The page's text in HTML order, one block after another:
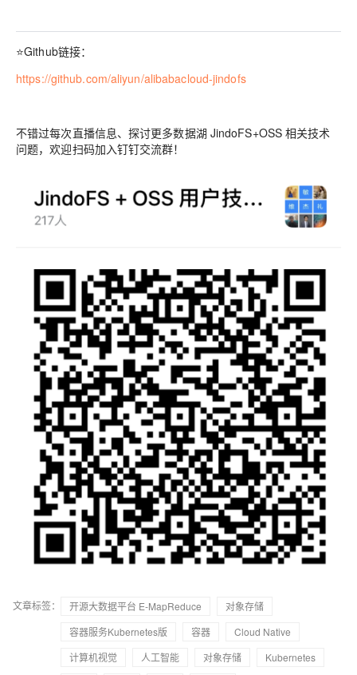
⭐Github链接：
https://github.com/aliyun/alibabacloud-jindofs
不错过每次直播信息、探讨更多数据湖 JindoFS+OSS 相关技术
问题，欢迎扫码加入钉钉交流群！
文章标签： 开源大数据平台 E-MapReduce
对象存储
容器服务Kubernetes版
容器
Cloud Native
计算机视觉
人工智能 对象存储
Kubernetes